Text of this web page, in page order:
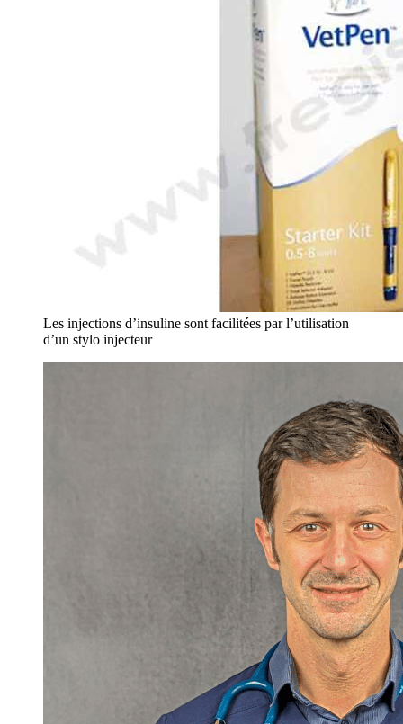
Les injections d’insuline sont facilitées par l’utilisation
d’un stylo injecteur